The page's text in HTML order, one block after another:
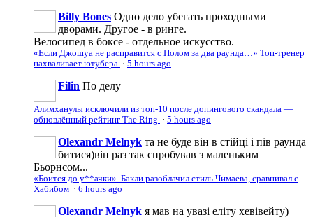
Billy Bones Одно дело убегать проходными
дворами. Другое - в ринге.
Велосипед в боксе - отдельное искусство.
«Если Джошуа не расправится с Полом за два раунда…» Топ-тренер
нахваливает ютубера · 5 hours ago
Filin По делу
Алимханулы исключили из топ-10 после допингового скандала —
обновлённый рейтинг The Ring · 5 hours ago
Olexandr Melnyk та не буде він в стійці і пів раунда
битися)він раз так спробував з маленьким
Бьорнсом...
«Боится до у**ачки». Бакли разоблачил стиль Чимаева, сравнивал с
Хабибом · 6 hours ago
Olexandr Melnyk я мав на увазі еліту хевівейту)